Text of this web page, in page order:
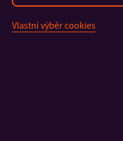
Vlastní výběr cookies